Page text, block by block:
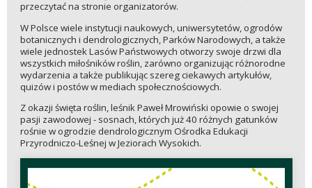
przeczytać na stronie organizatorów.
W Polsce wiele instytucji naukowych, uniwersytetów, ogrodów
botanicznych i dendrologicznych, Parków Narodowych, a także
wiele jednostek Lasów Państwowych otworzy swoje drzwi dla
wszystkich miłośników roślin, zarówno organizując różnorodne
wydarzenia a także publikując szereg ciekawych artykułów,
quizów i postów w mediach społecznościowych.
Z okazji święta roślin, leśnik Paweł Mrowiński opowie o swojej
pasji zawodowej - sosnach, których już 40 różnych gatunków
rośnie w ogrodzie dendrologicznym Ośrodka Edukacji
Przyrodniczo-Leśnej w Jeziorach Wysokich.